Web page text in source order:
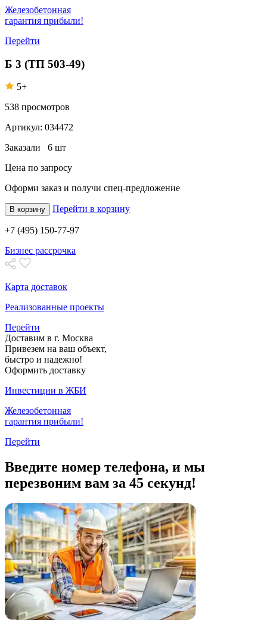
Железобетонная
гарантия прибыли!
Перейти
Б 3 (ТП 503-49)
5+
538 просмотров
Артикул: 034472
Заказали 6 шт
Цена по запросу
Оформи заказ и получи спец-предложение
В корзину Перейти в корзину
+7 (495) 150-77-97
Бизнес рассрочка
Карта доставок
Реализованные проекты
Перейти
Доставим в г. Москва
Привезем на ваш объект,
быстро и надежно!
Оформить доставку
Инвестиции в ЖБИ
Железобетонная
гарантия прибыли!
Перейти
Введите номер телефона, и мы
перезвоним вам за 45 секунд!